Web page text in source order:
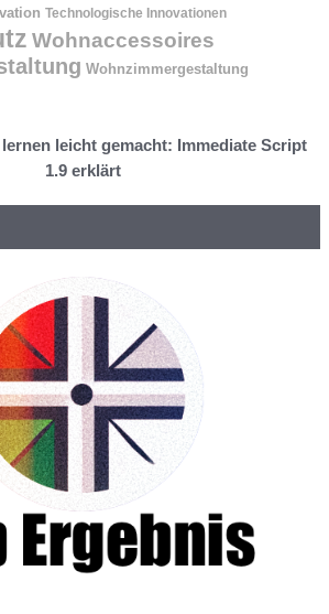
Technologische Innovationen
Wohnaccessoires
Wohnzimmergestaltung
leicht gemacht: Immediate Script
1.9 erklärt